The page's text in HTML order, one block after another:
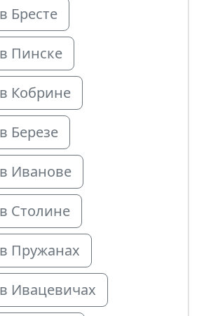
Бресте
Пинске
Кобрине
Березе
Иванове
Столине
Пружанах
Ивацевичах